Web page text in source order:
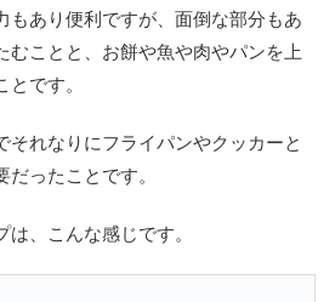
もあり便利ですが、面倒な部分もあ
むことと、お餅や魚や肉やパンを上
です。
それなりにフライパンやクッカーと
ったことです。
、こんな感じです。